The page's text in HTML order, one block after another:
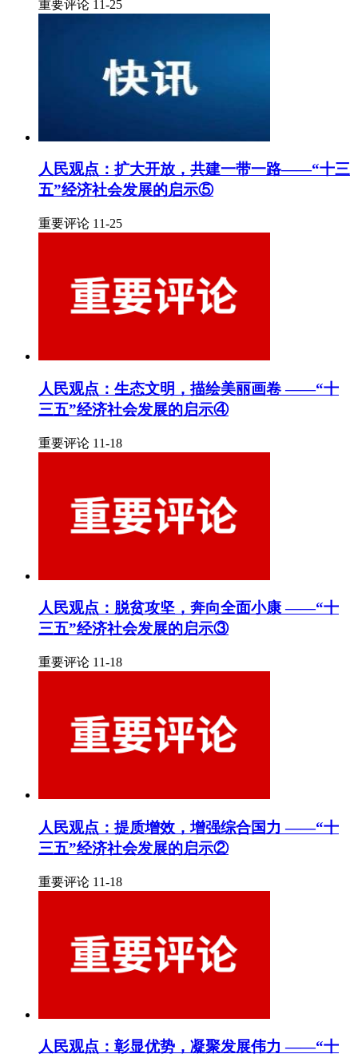
重要评论 11-25
人民观点：扩大开放，共建一带一路——“十三
五”经济社会发展的启示⑤
重要评论 11-25
人民观点：生态文明，描绘美丽画卷 ——“十
三五”经济社会发展的启示④
重要评论 11-18
人民观点：脱贫攻坚，奔向全面小康 ——“十
三五”经济社会发展的启示③
重要评论 11-18
人民观点：提质增效，增强综合国力 ——“十
三五”经济社会发展的启示②
重要评论 11-18
人民观点：彰显优势，凝聚发展伟力 ——“十